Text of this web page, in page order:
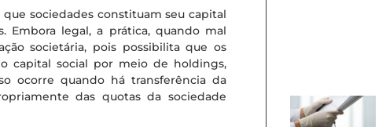
sociedades constituam seu capital
Embora legal, a prática, quando mal
societária, pois possibilita que os
capital social por meio de holdings,
ocorre quando há transferência da
das quotas da sociedade